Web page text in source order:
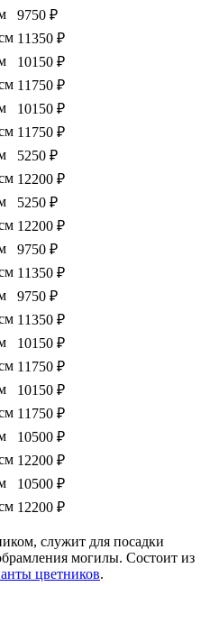
9750 ₽
11350 ₽
10150 ₽
11750 ₽
10150 ₽
11750 ₽
5250 ₽
12200 ₽
5250 ₽
12200 ₽
9750 ₽
11350 ₽
9750 ₽
11350 ₽
10150 ₽
11750 ₽
10150 ₽
11750 ₽
10500 ₽
12200 ₽
10500 ₽
12200 ₽
служит для посадки
могилы. Состоит из
цветников.